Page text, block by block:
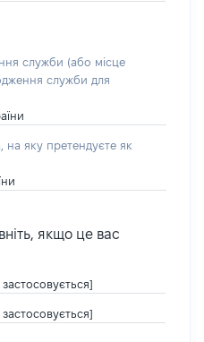
служби (або місце
служби для
на яку претендуєте як
якщо це вас